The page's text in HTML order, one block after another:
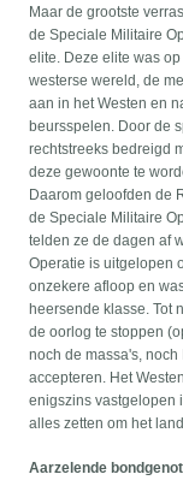
Maar de grootste
de Speciale Militaire
elite. Deze elite was
westerse wereld, de
aan in het Westen en
beursspelen. Door de
rechtstreeks bedreigd
deze gewoonte te
Daarom geloofden de
de Speciale Militaire
telden ze de dagen af
Operatie is uitgelopen
onzekere afloop en
heersende klasse. Tot
de oorlog te stoppen
noch de massa's,
accepteren. Het
enigszins vastgelopen
alles zetten om het
Aarzelende